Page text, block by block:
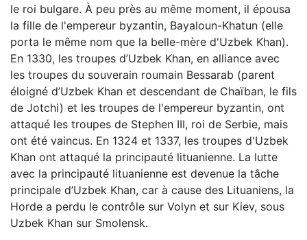
le roi bulgare. À peu près au même moment, il épousa
la fille de l'empereur byzantin, Bayaloun-Khatun (elle
porta le même nom que la belle-mère d'Uzbek Khan).
En 1330, les troupes d’Uzbek Khan, en alliance avec
les troupes du souverain roumain Bessarab (parent
éloigné d’Uzbek Khan et descendant de Chaïban, le fils
de Jotchi) et les troupes de l'empereur byzantin, ont
attaqué les troupes de Stephen III, roi de Serbie, mais
ont été vaincus. En 1324 et 1337, les troupes d'Uzbek
Khan ont attaqué la principauté lituanienne. La lutte
avec la principauté lituanienne est devenue la tâche
principale d’Uzbek Khan, car à cause des Lituaniens, la
Horde a perdu le contrôle sur Volyn et sur Kiev, sous
Uzbek Khan sur Smolensk.